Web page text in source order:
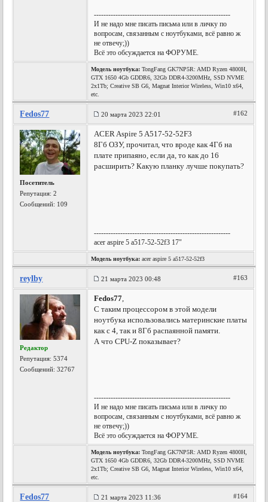
---------------------------------------------------------
И не надо мне писать письма или в личку по
вопросам, связанным с ноутбуками, всё равно ж
не отвечу;))
Всё это обсуждается на ФОРУМЕ.
Модель ноутбука: TongFang GK7NP5R: AMD Ryzen 4800H,
GTX 1650 4Gb GDDR6, 32Gb DDR4-3200MHz, SSD NVME
2x1Tb; Creative SB G6, Magnat Interior Wireless, Win10 x64,
etc.
Fedos77 20 марта 2023 22:01 #162
Посетитель
Репутация:2
Сообщений: 109
ACER Aspire 5 A517-52-52F3
8Гб ОЗУ, прочитал, что вроде как 4Гб на
плате припаяно, если да, то как до 16
расширить? Какую планку лучше покупать?
---------------------------------------------------------
acer aspire 5 a517-52-52f3 17"
Модель ноутбука: acer aspire 5 a517-52-52f3
reylby 21 марта 2023 00:48 #163
Редактор
Репутация:5374
Сообщений: 32767
Fedos77,
С таким процессором в этой модели
ноутбука использовались материнские платы
как с 4, так и 8Гб распаянной памяти.
А что CPU-Z показывает?
---------------------------------------------------------
И не надо мне писать письма или в личку по
вопросам, связанным с ноутбуками, всё равно ж
не отвечу;))
Всё это обсуждается на ФОРУМЕ.
Модель ноутбука: TongFang GK7NP5R: AMD Ryzen 4800H,
GTX 1650 4Gb GDDR6, 32Gb DDR4-3200MHz, SSD NVME
2x1Tb; Creative SB G6, Magnat Interior Wireless, Win10 x64,
etc.
Fedos77 21 марта 2023 11:36 #164